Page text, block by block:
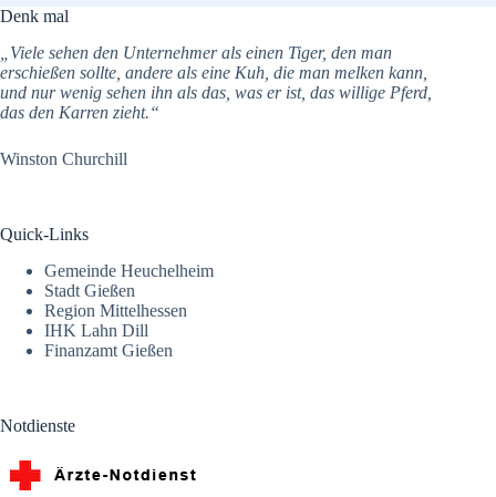
Denk mal
„Viele sehen den Unternehmer als einen Tiger, den man
erschießen sollte, andere als eine Kuh, die man melken kann,
und nur wenig sehen ihn als das, was er ist, das willige Pferd,
das den Karren zieht.“
Winston Churchill
Quick-Links
Gemeinde Heuchelheim
Stadt Gießen
Region Mittelhessen
IHK Lahn Dill
Finanzamt Gießen
Notdienste